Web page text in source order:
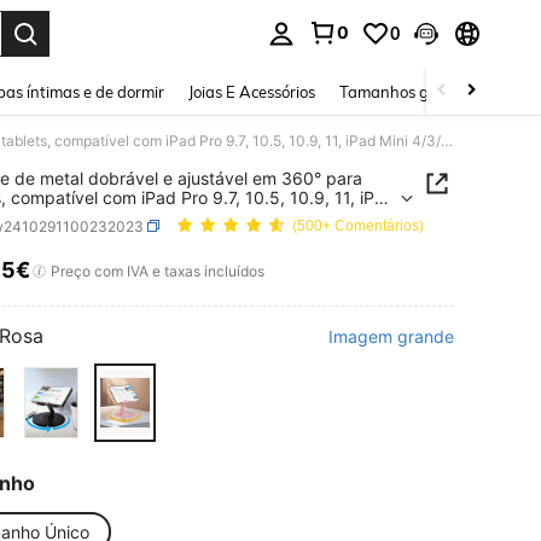
0 0
íntimas e de dormir Joias E Acessórios Tamanhos grandes
Suporte de metal dobrável e ajustável em 360° para tablets, compatível com iPad Pro 9.7, 10.5, 10.9, 11, iPad Mini 4/3/2, Kindle e leitores de e-books (rosa). Também adequado para iPhones e celulares Android. Ótima opção de presente de aniversário, suporte para celular para familiares e amigos, acessório para celular.
de metal dobrável e ajustável em 360° para
compatível com iPad Pro 9.7, 10.5, 10.9, 11, iPad
2, Kindle e leitores de e-books (rosa). Também
para iPhones e celulares Android. Ótima
presente de aniversário, suporte para celular
e amigos, acessório para celular.
(500+ Comentários)
AND AVAILABILITY
Preço com IVA e taxas incluídos
Rosa Imagem grande
Único